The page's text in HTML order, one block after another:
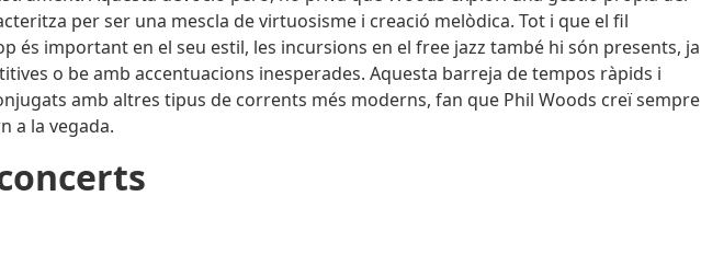
per ser una mescla de virtuosisme i creació melòdica. Tot i que el fil
és important en el seu estil, les incursions en el free jazz també hi són presents, ja
o be amb accentuacions inesperades. Aquesta barreja de tempos ràpids i
amb altres tipus de corrents més moderns, fan que Phil Woods creï sempre
a la vegada.